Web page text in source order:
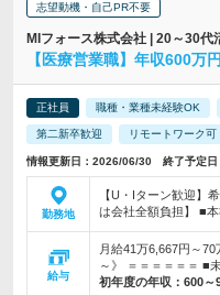
志望動機・自己PR不要
MIフォース株式会社 | 20～30
【医療営業職】年収600万
正社員 職種・業種未経験OK
第二新卒歓迎 リモートワーク可
情報更新日：2026/06/30 終了予定日
勤務地
【U・Iターン歓迎】
は会社全額負担】 ■
給与
月給41万6,667円～
～》 ＝＝＝＝＝＝ ■
初年度の年収： 600～